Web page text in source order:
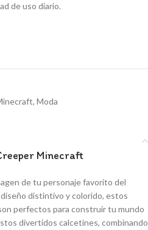
de uso diario.
, Moda
Minecraft
de tu personaje favorito del
distintivo y colorido, estos
perfectos para construir tu mundo
divertidos calcetines, combinando